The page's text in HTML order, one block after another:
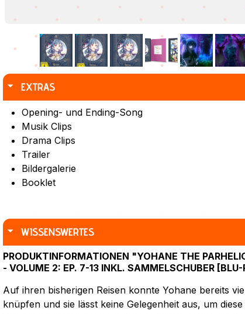
EXTRAS
Opening- und Ending-Song
Musik Clips
Drama Clips
Trailer
Bildergalerie
Booklet
WISSENSWERTES
PRODUKTINFORMATIONEN "YOHANE THE
- VOLUME 2: EP. 7-13 INKL. SAMMELSCHUBER
Auf ihren bisherigen Reisen konnte Yohane bereits
knüpfen und sie lässt keine Gelegenheit aus, um